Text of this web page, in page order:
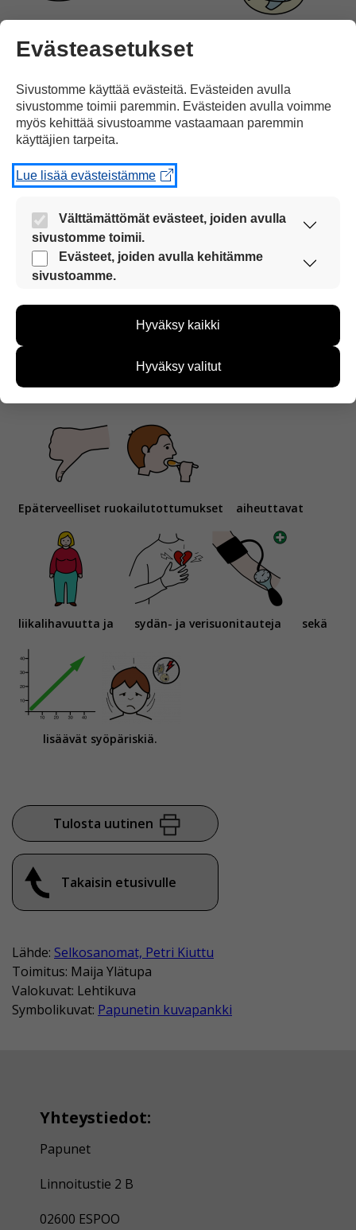
syö liian vähän
hedelmiä ja marjoja.
Epäterveelliset ruokailutottumukset aiheuttavat
liikalihavuutta ja sydän- ja verisuonitauteja sekä
lisäävät syöpäriskiä.
Tulosta uutinen
Takaisin etusivulle
Lähde: Selkosanomat, Petri Kiuttu
Toimitus: Maija Ylätupa
Valokuvat: Lehtikuva
Symbolikuvat: Papunetin kuvapankki
Yhteystiedot:
Papunet
Linnoitustie 2 B
02600 ESPOO
Evästeasetukset
Sivustomme käyttää evästeitä. Evästeiden avulla
sivustomme toimii paremmin. Evästeiden avulla voimme
myös kehittää sivustoamme vastaamaan paremmin
käyttäjien tarpeita.
Lue lisää evästeistämme
Välttämättömät evästeet, joiden avulla
sivustomme toimii.
Nämä evästeet ovat aina käytössä, jotta
sivustoamme voi käyttää sujuvasti ja turvallisesti.
Evästeet, joiden avulla kehitämme
sivustoamme.
kehittää sivustoamme vastaamaan paremmin
kävijämääristä ja siitä, mitä sivuja käytetään ja
miten sivuilla liikutaan. Emme kuitenkaan kerää
Voit valita, hyväksytkö näiden evästeiden käytön.
Hyväksy kaikki
Hyväksy valitut